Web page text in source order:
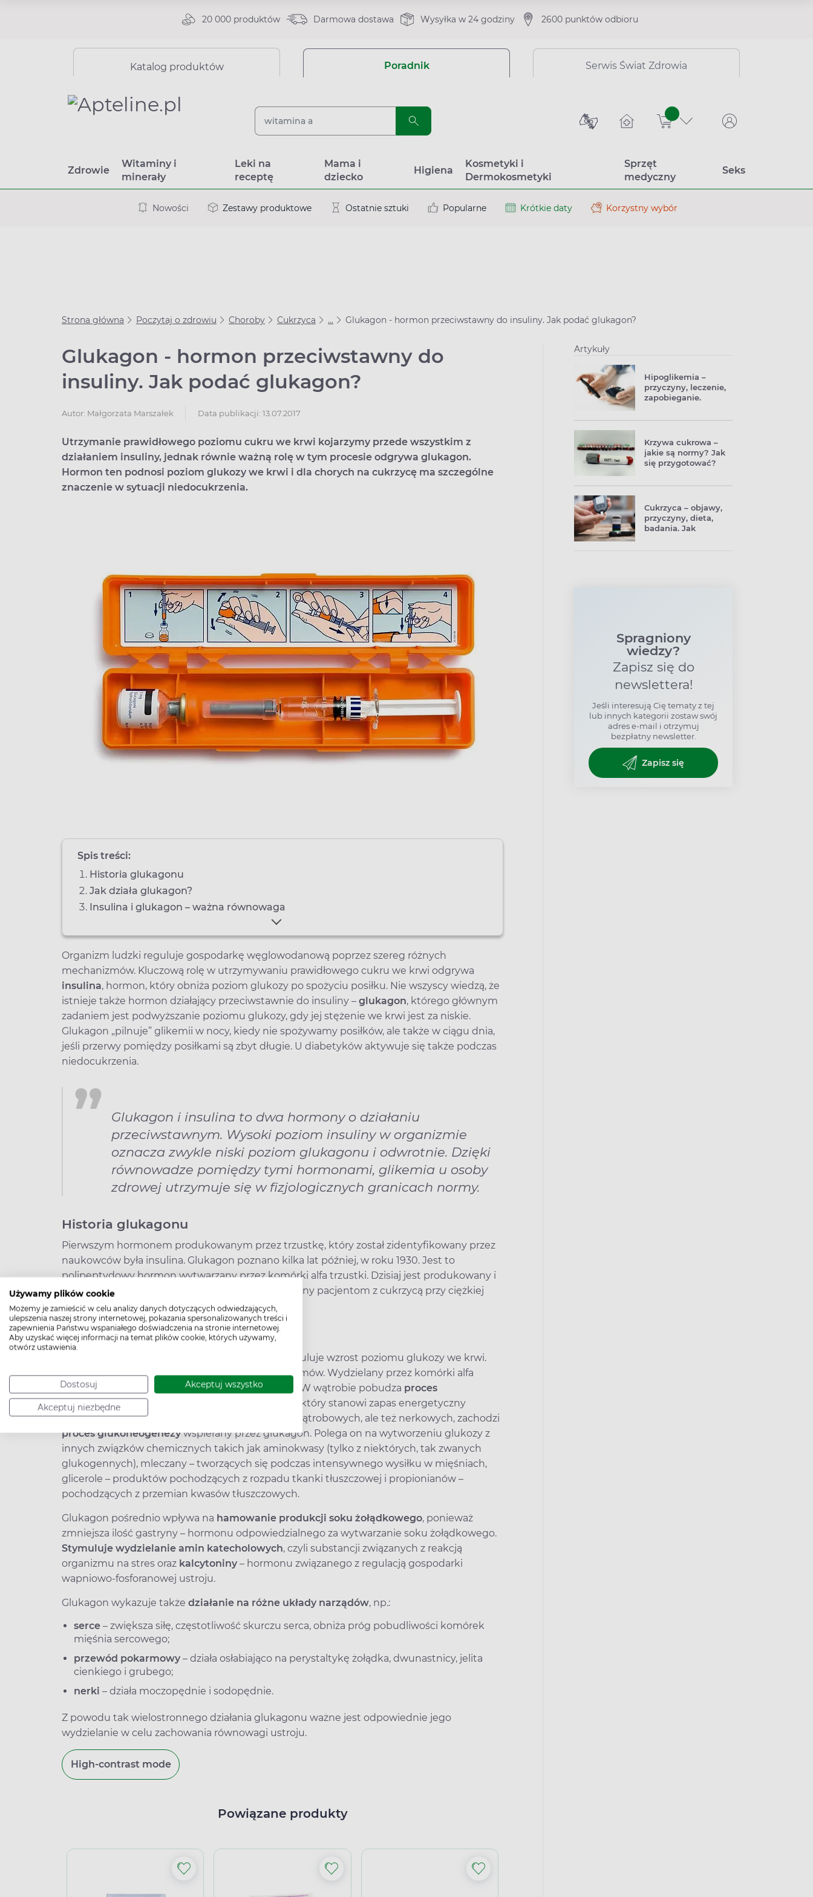
Używamy plików cookie
Możemy je zamieścić w celu analizy danych dotyczących odwiedzających,
ulepszenia naszej strony internetowej, pokazania spersonalizowanych treści i
zapewnienia Państwu wspaniałego doświadczenia na stronie internetowej.
Aby uzyskać więcej informacji na temat plików cookie, których używamy,
otwórz ustawienia.
Dostosuj Akceptuj wszystko
Akceptuj niezbędne
20 000 produktów Darmowa dostawa Wysyłka w 24 godziny 2600 punktów odbioru
Katalog produktów Poradnik Serwis Świat Zdrowia
sztuk
Zdrowie
Witaminy i
minerały
Leki na
receptę
Mama i
dziecko
Higiena
Kosmetyki i
Dermokosmetyki
Sprzęt
medyczny
Seks
Nowości Zestawy produktowe Ostatnie sztuki Popularne Krótkie daty Korzystny wybór
Strona główna Poczytaj o zdrowiu Choroby Cukrzyca ... Glukagon - hormon przeciwstawny do insuliny. Jak podać glukagon?
Glukagon - hormon przeciwstawny do
insuliny. Jak podać glukagon?
Autor: Małgorzata Marszałek Data publikacji: 13.07.2017
Utrzymanie prawidłowego poziomu cukru we krwi kojarzymy przede wszystkim z
działaniem insuliny, jednak równie ważną rolę w tym procesie odgrywa glukagon.
Hormon ten podnosi poziom glukozy we krwi i dla chorych na cukrzycę ma szczególne
znaczenie w sytuacji niedocukrzenia.
Spis treści:
Historia glukagonu
Jak działa glukagon?
Insulina i glukagon – ważna równowaga
Organizm ludzki reguluje gospodarkę węglowodanową poprzez szereg różnych
mechanizmów. Kluczową rolę w utrzymywaniu prawidłowego cukru we krwi odgrywa
insulina, hormon, który obniża poziom glukozy po spożyciu posiłku. Nie wszyscy wiedzą, że
istnieje także hormon działający przeciwstawnie do insuliny – glukagon, którego głównym
zadaniem jest podwyższanie poziomu glukozy, gdy jej stężenie we krwi jest za niskie.
Glukagon „pilnuje” glikemii w nocy, kiedy nie spożywamy posiłków, ale także w ciągu dnia,
jeśli przerwy pomiędzy posiłkami są zbyt długie. U diabetyków aktywuje się także podczas
niedocukrzenia.
Glukagon i insulina to dwa hormony o działaniu
przeciwstawnym. Wysoki poziom insuliny w organizmie
oznacza zwykle niski poziom glukagonu i odwrotnie. Dzięki
równowadze pomiędzy tymi hormonami, glikemia u osoby
zdrowej utrzymuje się w fizjologicznych granicach normy.
Historia glukagonu
Pierwszym hormonem produkowanym przez trzustkę, który został zidentyfikowany przez
naukowców była insulina. Glukagon poznano kilka lat później, w roku 1930. Jest to
polipeptydowy hormon wytwarzany przez komórki alfa trzustki. Dzisiaj jest produkowany i
wykorzystywany jako preparat medyczny podawany pacjentom z cukrzycą przy ciężkiej
hipoglikemii.
Jak działa glukagon?
Glukagon działa przeciwstawnie do insuliny, stymuluje wzrost poziomu glukozy we krwi.
Odbywa się to na drodze kilku różnych mechanizmów. Wydzielany przez komórki alfa
trzustki dostaje się przez żyłę wrotną do wątroby. W wątrobie pobudza proces
glikogenolizy, czyli rozpadu glikogenu – związku, który stanowi zapas energetyczny
organizmu – do glukozy. Ponadto w komórkach wątrobowych, ale też nerkowych, zachodzi
proces glukoneogenezywspierany przez glukagon. Polega on na wytworzeniu glukozy z
innych związków chemicznych takich jak aminokwasy (tylko z niektórych, tak zwanych
glukogennych), mleczany – tworzących się podczas intensywnego wysiłku w mięśniach,
glicerole – produktów pochodzących z rozpadu tkanki tłuszczowej i propionianów –
pochodzących z przemian kwasów tłuszczowych.
Glukagon pośrednio wpływa na hamowanie produkcji soku żołądkowego, ponieważ
zmniejsza ilość gastryny – hormonu odpowiedzialnego za wytwarzanie soku żołądkowego.
Stymuluje wydzielanie amin katecholowych, czyli substancji związanych z reakcją
organizmu na stres oraz kalcytoniny – hormonu związanego z regulacją gospodarki
wapniowo-fosforanowej ustroju.
Glukagon wykazuje także działanie na różne układy narządów, np.:
serce – zwiększa siłę, częstotliwość skurczu serca, obniża próg pobudliwości komórek
mięśnia sercowego;
przewód pokarmowy – działa osłabiająco na perystaltykę żołądka, dwunastnicy, jelita
cienkiego i grubego;
nerki – działa moczopędnie i sodopędnie.
Z powodu tak wielostronnego działania glukagonu ważne jest odpowiednie jego
wydzielanie w celu zachowania równowagi ustroju.
High-contrast mode
Powiązane produkty
Artykuły
Hipoglikemia –
przyczyny, leczenie,
zapobieganie.
Krzywa cukrowa –
jakie są normy? Jak
się przygotować?
Cukrzyca – objawy,
przyczyny, dieta,
badania. Jak
Spragniony
wiedzy?
Zapisz się do
newslettera!
Jeśli interesują Cię tematy z tej
lub innych kategorii zostaw swój
adres e-mail i otrzymuj
bezpłatny newsletter.
Zapisz się